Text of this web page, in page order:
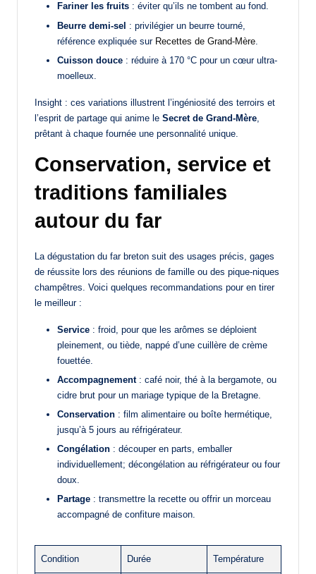
Fariner les fruits : éviter qu’ils ne tombent au fond.
Beurre demi-sel : privilégier un beurre tourné,
référence expliquée sur Recettes de Grand-Mère
Cuisson douce : réduire à 170 °C pour un cœur ultra-
moelleux.
Insight : ces variations illustrent l’ingéniosité des terroirs et
l’esprit de partage qui anime le Secret de Grand-Mère
prêtant à chaque fournée une personnalité unique.
Conservation, service et
traditions familiales
autour du far
La dégustation du far breton suit des usages précis, gages
de réussite lors des réunions de famille ou des pique-niques
champêtres. Voici quelques recommandations pour en tirer
le meilleur :
Service : froid, pour que les arômes se déploient
pleinement, ou tiède, nappé d’une cuillère de crème
fouettée.
Accompagnement: café noir, thé à la bergamote, ou
cidre brut pour un mariage typique de la Bretagne.
Conservation : film alimentaire ou boîte hermétique,
jusqu’à 5 jours au réfrigérateur.
Congélation : découper en parts, emballer
individuellement; décongélation au réfrigérateur ou four
doux.
Partage : transmettre la recette ou offrir un morceau
accompagné de confiture maison.
Condition Durée Température